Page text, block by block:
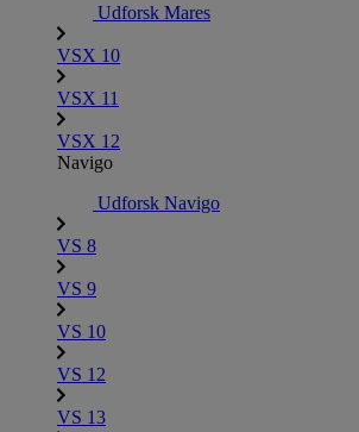
Udforsk Mares
VSX 10
VSX 11
VSX 12
Navigo
Udforsk Navigo
VS 8
VS 9
VS 10
VS 12
VS 13